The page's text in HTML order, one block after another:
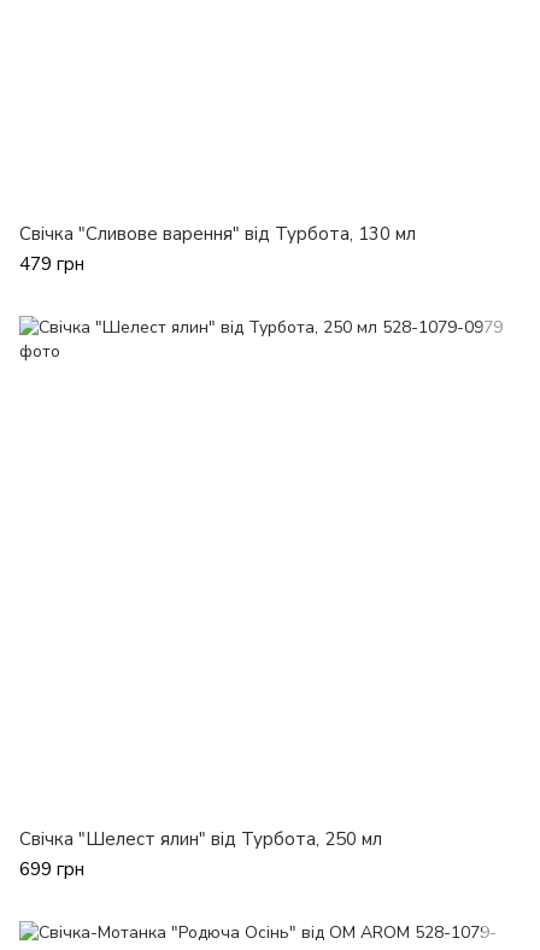
Свічка "Сливове варення" від Турбота, 130 мл
479 грн
Свічка "Шелест ялин" від Турбота, 250 мл
699 грн